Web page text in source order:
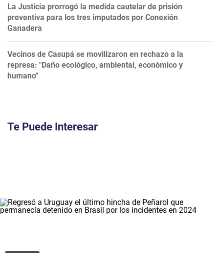
La Justicia prorrogó la medida cautelar de prisión
preventiva para los tres imputados por Conexión
Ganadera
Vecinos de Casupá se movilizaron en rechazo a la
represa: "Daño ecológico, ambiental, económico y
humano"
Te Puede Interesar